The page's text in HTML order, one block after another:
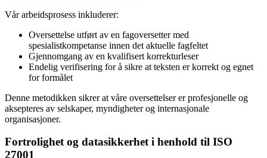
Vår arbeidsprosess inkluderer:
Oversettelse utført av en fagoversetter med
spesialistkompetanse innen det aktuelle fagfeltet
Gjennomgang av en kvalifisert korrekturleser
Endelig verifisering for å sikre at teksten er korrekt og egnet
for formålet
Denne metodikken sikrer at våre oversettelser er profesjonelle og
aksepteres av selskaper, myndigheter og internasjonale
organisasjoner.
Fortrolighet og datasikkerhet i henhold til ISO
27001